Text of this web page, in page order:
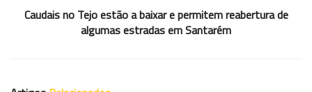
Caudais no Tejo estão a baixar e permitem reabertura de
algumas estradas em Santarém